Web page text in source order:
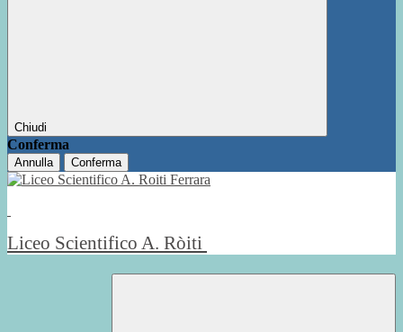
Chiudi
Conferma
Annulla Conferma
Liceo Scientifico A. Ròiti